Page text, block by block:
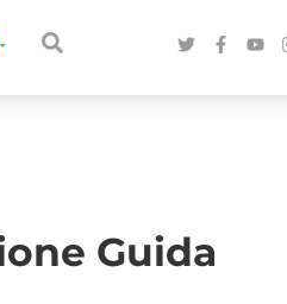
Guida